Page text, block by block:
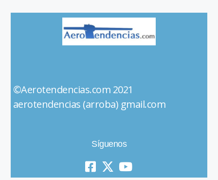
©Aerotendencias.com 2021
aerotendencias (arroba) gmail.com
Síguenos